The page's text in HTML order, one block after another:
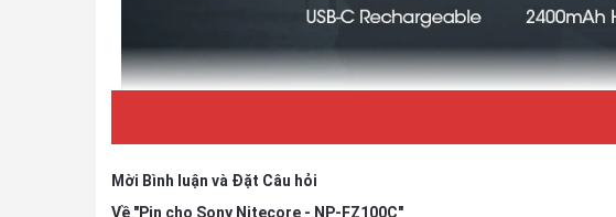
Mời Bình luận và Đặt Câu hỏi
Về "Pin cho Sony Nitecore - NP-FZ100C"